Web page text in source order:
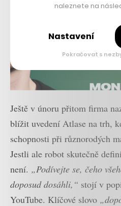
Ještě v únoru přitom firma
blížit uvedení Atlase na trh,
schopnosti při různorodých
Jestli ale robot skutečně
není. „Podívejte se, čeho
doposud dosáhli,“ stojí v
YouTube. Klíčové slovo
naleznete na
Nastavení
Pokračovat s